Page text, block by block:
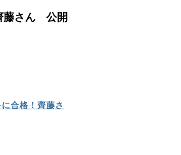
藤さん 公開
合格！齊藤さ